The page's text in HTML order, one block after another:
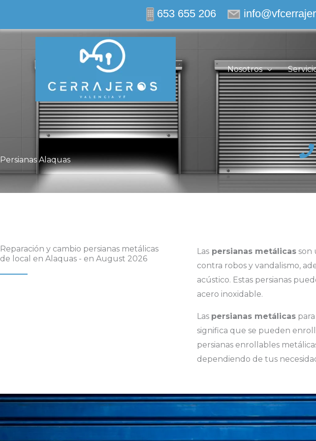
653 655 206
contenido
Nosotros
Persianas Alaquas
Reparación y cambio persianas metálicas
de local en Alaquas - en August 2026
Laspersianas metálicasson
contra robos y vandalismo,
acústico. Estas persianas
acero inoxidable.
Las persianas metálicaspara
significa que se pueden
persianas enrollables
dependiendo de tus